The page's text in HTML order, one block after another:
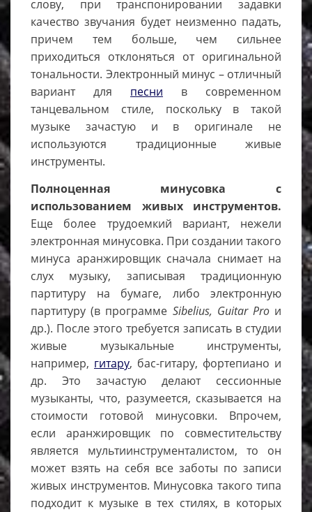
слову, при транспонировании задавки
качество звучания будет неизменно падать,
причем тем больше, чем сильнее
приходиться отклоняться от оригинальной
тональности. Электронный минус – отличный
вариант для песни в современном
танцевальном стиле, поскольку в такой
музыке зачастую и в оригинале не
используются традиционные живые
инструменты.
Полноценная минусовка с
использованием живых инструментов.
Еще более трудоемкий вариант, нежели
электронная минусовка. При создании такого
минуса аранжировщик сначала снимает на
слух музыку, записывая традиционную
партитуру на бумаге, либо электронную
партитуру (в программе Sibelius, Guitar Proи
др.). После этого требуется записать в студии
живые музыкальные инструменты,
например, гитару, бас-гитару, фортепиано и
др. Это зачастую делают сессионные
музыканты, что, разумеется, сказывается на
стоимости готовой минусовки. Впрочем,
если аранжировщик по совместительству
является мультиинструменталистом, то он
может взять на себя все заботы по записи
живых инструментов. Минусовка такого типа
подходит к музыке в тех стилях, в которых